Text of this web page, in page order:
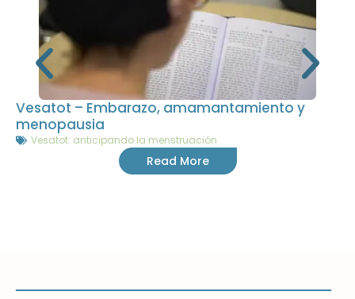
Vesatot – Embarazo, amamantamiento y
menopausia
Vesatot: anticipando la menstruación
Read More